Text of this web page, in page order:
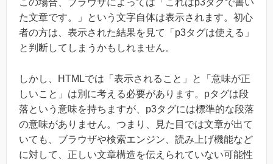
この場合、ブラウザによっては「これはp3タグで書い
た文章です。」という文字自体は表示されます。初心
者の方は、表示された結果を見て「p3タグは使える」
と判断してしまうかもしれません。
しかし、HTMLでは「表示されること」と「意味が正
しいこと」は別に考える必要があります。pタグは段
落という意味を持ちますが、p3タグには標準的な段落
の意味がありません。つまり、見た目では文章が出て
いても、ブラウザや検索エンジン、読み上げ機能など
に対して、正しい文章構造を伝えられていない可能性